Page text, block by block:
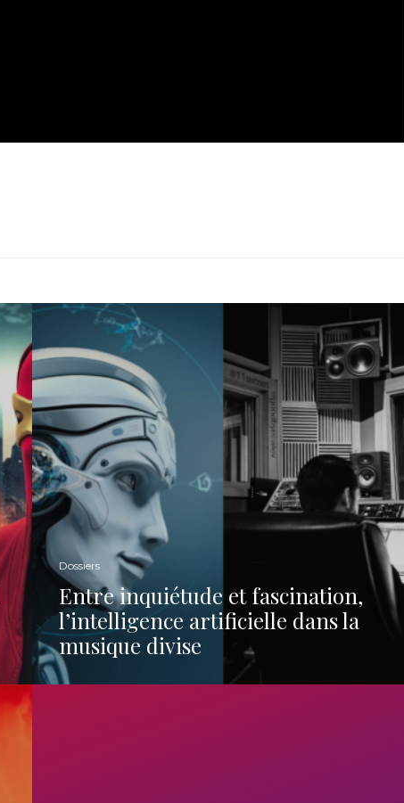
Dossiers
Entre inquiétude et fascination,
l’intelligence artificielle dans la
musique divise